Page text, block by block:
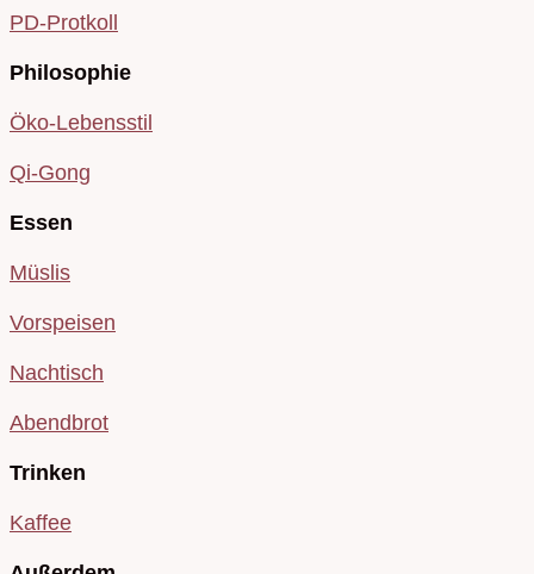
PD-Protkoll
Philosophie
Öko-Lebensstil
Qi-Gong
Essen
Müslis
Vorspeisen
Nachtisch
Abendbrot
Trinken
Kaffee